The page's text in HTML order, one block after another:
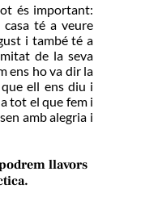
és important:
té a veure
i també té a
de la seva
ens ho va dir la
ell ens diu i
tot el que fem i
amb alegria i
llavors